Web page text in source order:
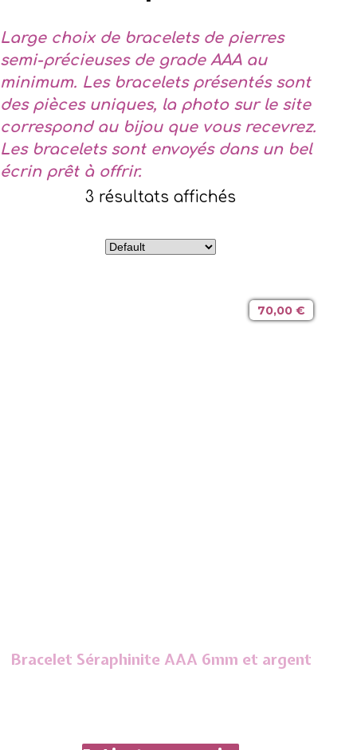
Large choix de bracelets de pierres
semi-précieuses de grade AAA au
minimum. Les bracelets présentés sont
des pièces uniques, la photo sur le site
correspond au bijou que vous recevrez.
Les bracelets sont envoyés dans un bel
écrin prêt à offrir.
3 résultats affichés
Bracelet Séraphinite AAA 6mm et argent
70,00€